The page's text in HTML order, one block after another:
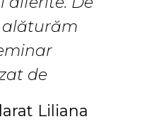
alăturăm
de
Liliana